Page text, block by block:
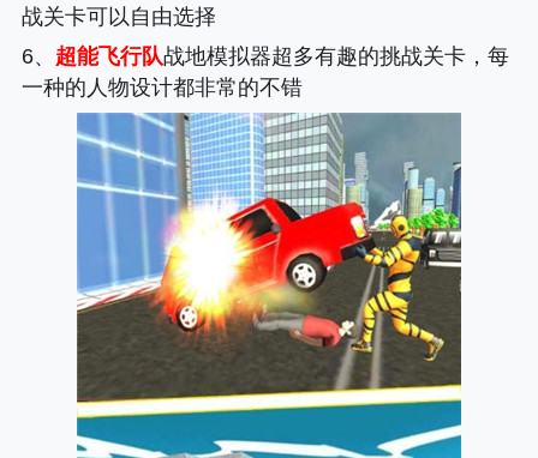
战关卡可以自由选择
6、 超能飞行队战地模拟器超多有趣的挑战关卡，每
一种的人物设计都非常的不错